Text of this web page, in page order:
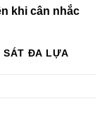
khi cân nhắc
SÁT ĐA LỰA